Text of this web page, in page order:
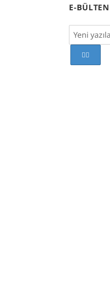
E-BÜLTEN